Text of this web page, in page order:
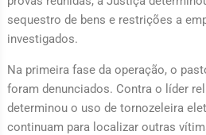
sequestro de bens e restrições a
investigados.
Na primeira fase da operação, o
foram denunciados. Contra o líder
determinou o uso de tornozeleira
continuam para localizar outras